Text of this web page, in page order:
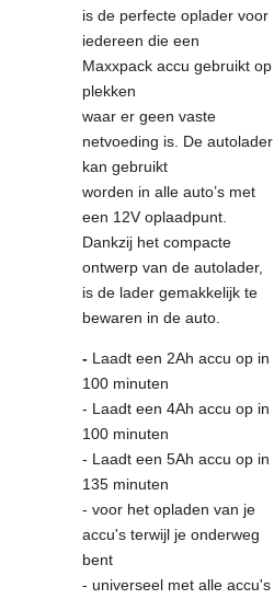
is de perfecte oplader voor
iedereen die een
Maxxpack accu gebruikt op
plekken
waar er geen vaste
netvoeding is. De autolader
kan gebruikt
worden in alle auto’s met
een 12V oplaadpunt.
Dankzij het compacte
ontwerp van de autolader,
is de lader gemakkelijk te
bewaren in de auto.
- Laadt een 2Ah accu op in
100 minuten
- Laadt een 4Ah accu op in
100 minuten
- Laadt een 5Ah accu op in
135 minuten
- voor het opladen van je
accu's terwijl je onderweg
bent
- universeel met alle accu's